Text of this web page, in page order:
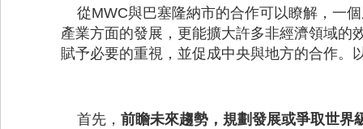
從MWC與巴塞隆納市的合作可以瞭解，一
產業方面的發展，更能擴大許多非經濟領域的
賦予必要的重視，並促成中央與地方的合作。
首先， 前瞻未來趨勢，規劃發展或爭取世界